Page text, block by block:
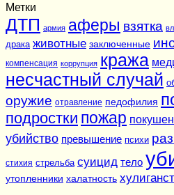
Метки
ДТП армия аферы взятка
драка животные заключенные
компенсация коррупция кража
несчастный случай
оружие отравление педофилия
подростки пожар
убийство превышение психи
стихия стрельба суицид тело
утопленники халатность